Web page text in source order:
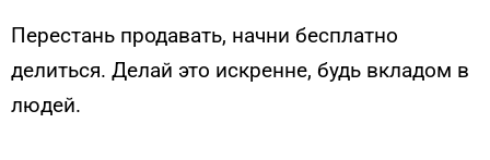
Перестань продавать, начни бесплатно
делиться. Делай это искренне, будь вкладом в
людей.